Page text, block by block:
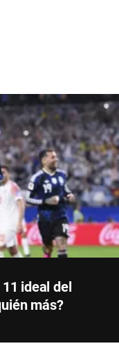
ideal del
más?